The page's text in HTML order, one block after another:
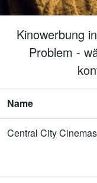
Kinowerbung
Problem -
Name
Central City Cinemas